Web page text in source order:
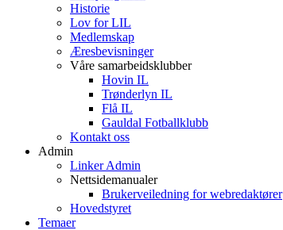
Historie
Lov for LIL
Medlemskap
Æresbevisninger
Våre samarbeidsklubber
Hovin IL
Trønderlyn IL
Flå IL
Gauldal Fotballklubb
Kontakt oss
Admin
Linker Admin
Nettsidemanualer
Brukerveiledning for webredaktører
Hovedstyret
Temaer